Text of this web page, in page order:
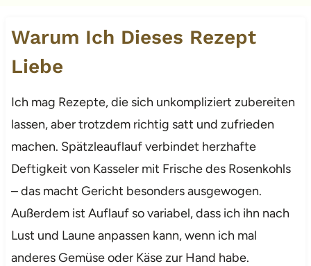
Warum Ich Dieses Rezept
Liebe
Ich mag Rezepte, die sich unkompliziert zubereiten
lassen, aber trotzdem richtig satt und zufrieden
machen. Spätzleauflauf verbindet herzhafte
Deftigkeit von Kasseler mit Frische des Rosenkohls
– das macht Gericht besonders ausgewogen.
Außerdem ist Auflauf so variabel, dass ich ihn nach
Lust und Laune anpassen kann, wenn ich mal
anderes Gemüse oder Käse zur Hand habe.